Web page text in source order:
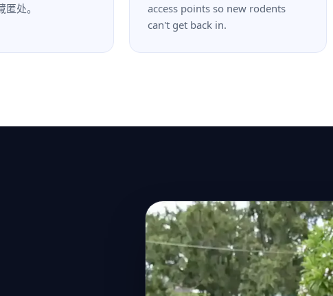
处。
access points so new rodents
can't get back in.